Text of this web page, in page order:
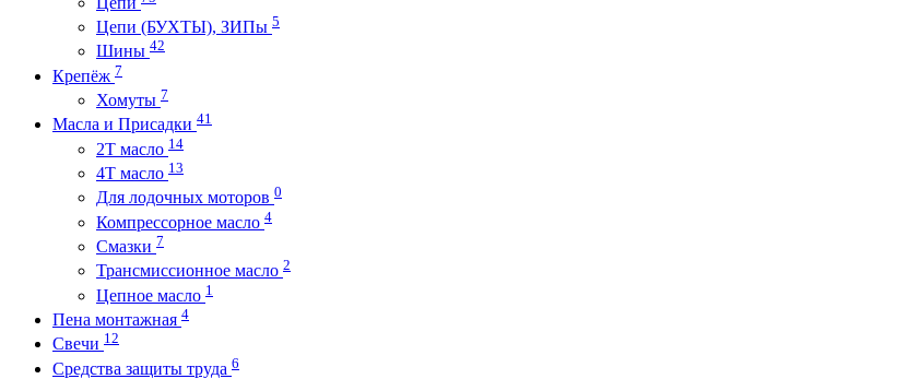
Цепи (БУХТЫ), ЗИПы 5
Шины 42
Крепёж 7
Хомуты 7
Масла и Присадки 41
2Т масло 14
4Т масло 13
Для лодочных моторов 0
Компрессорное масло 4
Смазки 7
Трансмиссионное масло 2
Цепное масло 1
Пена монтажная 4
Свечи 12
Средства защиты труда 6